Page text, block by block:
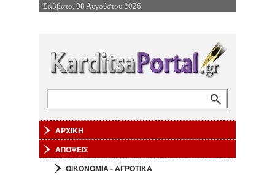
Επιστροφή στην Πλοήγηση
Σάββατο, 08 Αυγούστου 2026
Φόρμα αναζήτησης
ΑΡΧΙΚΗ
ΑΠΟΨΕΙΣ
ΟΙΚΟΝΟΜΙΑ - ΑΓΡΟΤΙΚΑ